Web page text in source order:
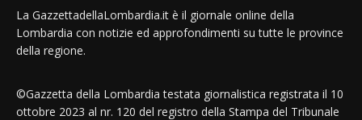
La GazzettadellaLombardia.it è il giornale online della
Lombardia con notizie ed approfondimenti su tutte le province
della regione.
©Gazzetta della Lombardia testata giornalistica registrata il 10
ottobre 2023 al nr. 120 del registro della Stampa del Tribunale